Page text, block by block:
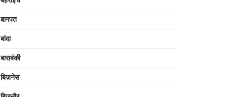
बागपत
बांदा
बाराबंकी
बिज़नेस